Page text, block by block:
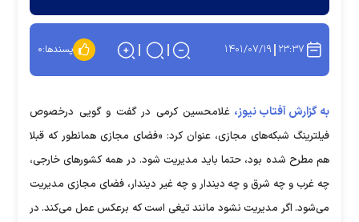
۲۳:۳۷ ۱۴۰۱/۰۷/۱۹ پسندها:۰
به گزارش آفتاب نیوز، غلامحسین کرمی در گفت و گویی درخصوص
فیلترینگ شبکه‌های مجازی، عنوان کرد: «فضای مجازی همانطور که قبلا
هم مطرح شده بود، حتما باید مدیریت شود. در همه کشورهای خارجی،
چه غرب و چه شرق و چه دیندار و چه غیر دیندار، فضای مجازی مدیریت
می‌شود. اگر مدیریت نشود مانند تیغی است که برعکس عمل می‌کند. در